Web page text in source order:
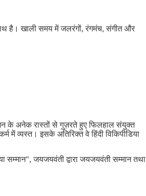
है। खाली समय में जलरंगों, रंगमंच, संगीत और
के अनेक रास्तों से गुज़रते हुए फिलहाल संयुक्त
में व्यस्त। इसके अतिरिक्त वे हिंदी विकिपीडिया
सम्मान", जयजयवंती द्वारा जयजयवंती सम्मान तथा